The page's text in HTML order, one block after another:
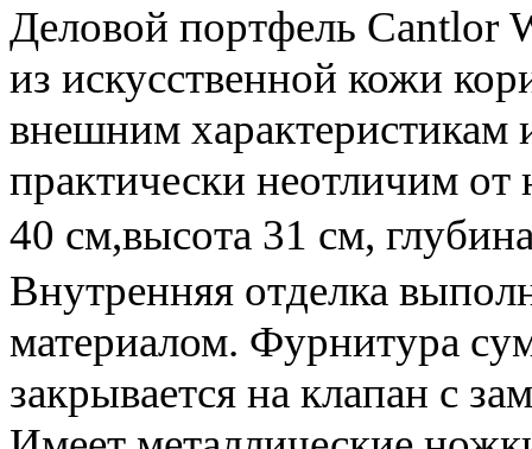
Деловой портфель Cantlor
из искусственной кожи
внешним характеристикам
практически неотличим
40 см,высота 31 см,
Внутренняя отделка
материалом. Фурнитура
закрывается на клапан с